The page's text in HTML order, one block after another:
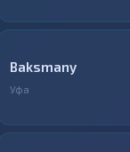
Baksmany
Уфа